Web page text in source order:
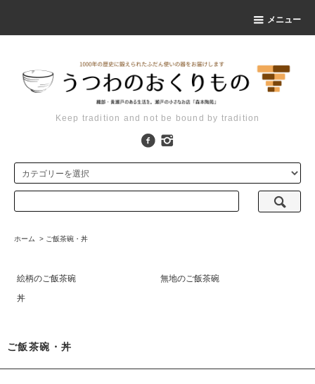
メニュー
Keep tradition and not be bound by tradition
ホーム > ご飯茶碗・丼
絵柄のご飯茶碗
無地のご飯茶碗
丼
ご飯茶碗・丼